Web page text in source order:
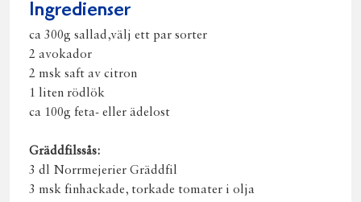
Ingredienser
ca 300g sallad,välj ett par sorter
2 avokador
2 msk saft av citron
1 liten rödlök
ca 100g feta- eller ädelost
Gräddfilssås:
3 dl Norrmejerier Gräddfil
3 msk finhackade, torkade tomater i olja